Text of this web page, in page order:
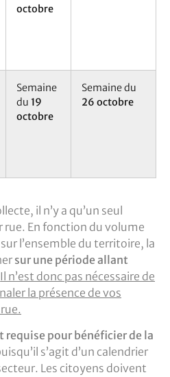
octobre
Semaine
du 19
octobre
Semaine du
26 octobre
il n’y a qu’un seul
rue. En fonction du volume
l’ensemble du territoire, la
sur une période allant
Il n’est donc pas nécessaire de
la présence de vos
requise pour bénéficier de la
s’agit d’un calendrier
Les citoyens doivent